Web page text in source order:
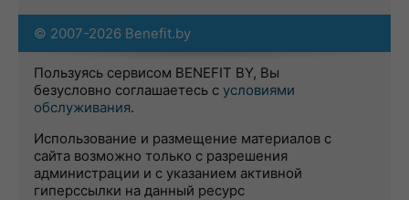
© 2007-2026 Benefit.by
Пользуясь сервисом BENEFIT BY, Вы
безусловно соглашаетесь с условиями
обслуживания.
Использование и размещение материалов с
сайта возможно только с разрешения
администрации и с указанием активной
гиперссылки на данный ресурс